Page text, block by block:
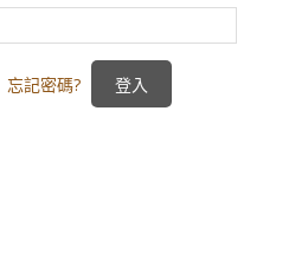
忘記密碼?